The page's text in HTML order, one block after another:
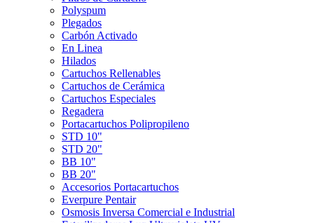
Polyspum
Plegados
Carbón Activado
En Linea
Hilados
Cartuchos Rellenables
Cartuchos de Cerámica
Cartuchos Especiales
Regadera
Portacartuchos Polipropileno
STD 10"
STD 20"
BB 10"
BB 20"
Accesorios Portacartuchos
Everpure Pentair
Osmosis Inversa Comercial e Industrial